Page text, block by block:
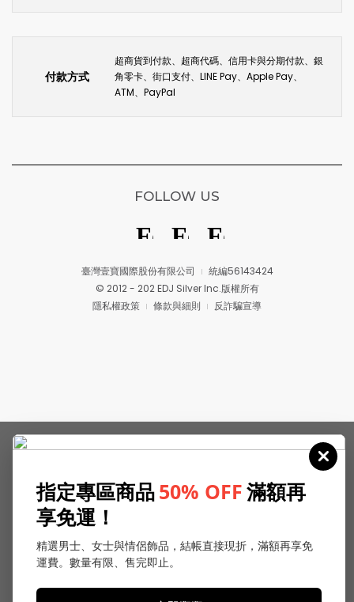
付款方式
超商貨到付款、超商代碼、信用卡與分期付款、銀
角零卡、街口支付、LINE Pay、Apple Pay、
ATM、PayPal
臺灣壹寶國際股份有限公司
統編56143424
© 2012 - 202 EDJ Silver Inc.版權所有
隱私權政策
條款與細則 反詐騙宣導
FOLLOW US
指定專區商品50% OFF滿額再
享免運！
精選男士、女士與情侶飾品，結帳直接現折，滿額再享免
運費。數量有限、售完即止。